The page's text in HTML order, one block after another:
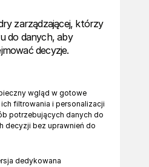
zarządzającej, którzy
do danych, aby
decyzje.
wgląd w gotowe
filtrowania i personalizacji
potrzebujących danych do
decyzji bez uprawnień do
dedykowana